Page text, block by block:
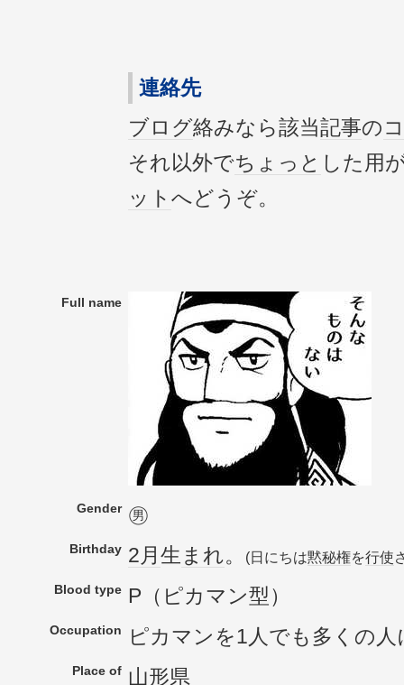
連絡先
ブログ絡みなら該当記事の
それ以外でちょっと した用
ット へどうぞ。
Full name
Gender ㊚
Birthday 2月 生 まれ。 (日にちは黙秘権を行使
Blood type P（ピカマン型）
Occupation ピカマンを1人でも多くの人
Place of 山形県